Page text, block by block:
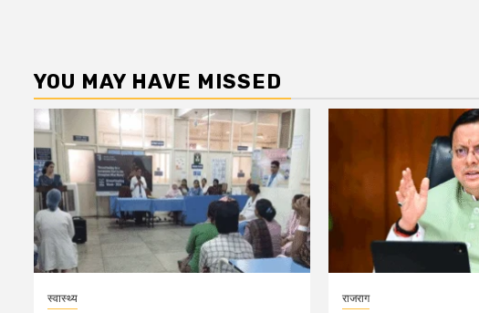
YOU MAY HAVE MISSED
स्वास्थ्य राजराग